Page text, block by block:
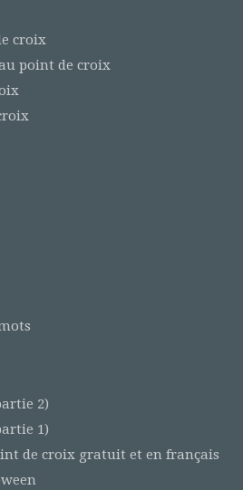
croix
point de croix
2)
1)
de croix gratuit et en français